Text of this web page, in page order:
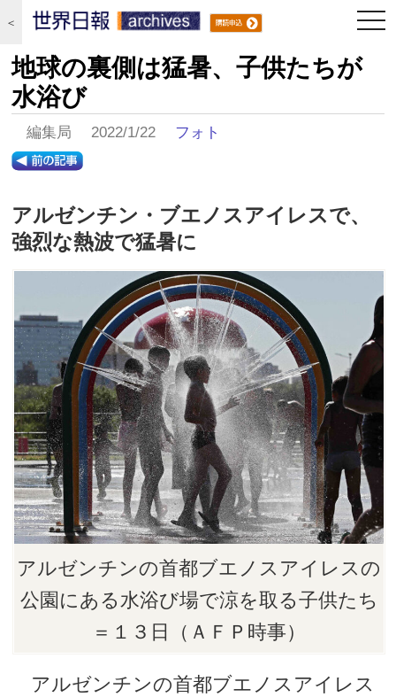
＜
地球の裏側は猛暑、子供たちが
水浴び
編集局 2022/1/22 フォト
アルゼンチン・ブエノスアイレスで、
強烈な熱波で猛暑に
アルゼンチンの首都ブエノスアイレスの
公園にある水浴び場で涼を取る子供たち
＝１３日（ＡＦＰ時事）
アルゼンチンの首都ブエノスアイレス